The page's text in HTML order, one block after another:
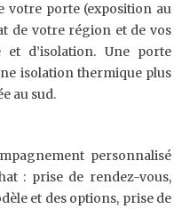
votre porte (exposition au
de votre région et de vos
d’isolation. Une porte
isolation thermique plus
au sud.
personnalisé
: prise de rendez-vous,
et des options, prise de